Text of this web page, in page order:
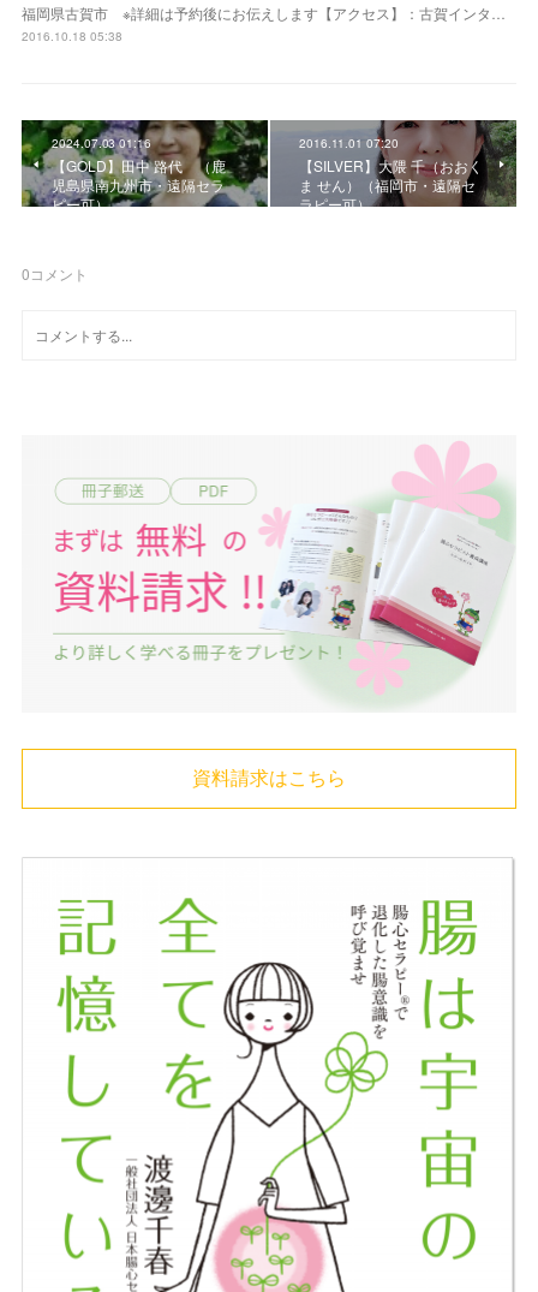
福岡県古賀市 ※詳細は予約後にお伝えします【アクセス】：古賀インタ…
2016.10.18 05:38
2024.07.03 01:16
【GOLD】田中 路代 （鹿
児島県南九州市・遠隔セラ
ピー可）
2016.11.01 07:20
【SILVER】大隈 千（おおく
ま せん）（福岡市・遠隔セ
ラピー可）
0コメント
資料請求はこちら